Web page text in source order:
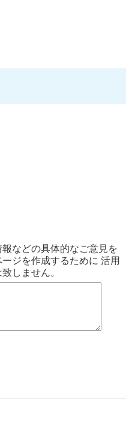
などの具体的なご意見を
ジを作成するために 活用
しません。